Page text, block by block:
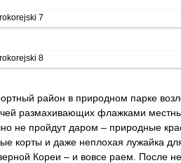
район в природном парке
размахивающих флажками
не пройдут даром – природные
корты и даже неплохая лужайка
Кореи – и вовсе раем. После